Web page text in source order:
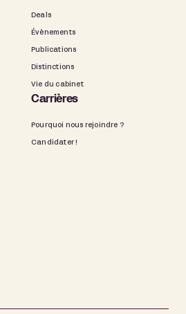
Deals
Évènements
Publications
Distinctions
Vie du cabinet
Carrières
Pourquoi nous rejoindre ?
Candidater !